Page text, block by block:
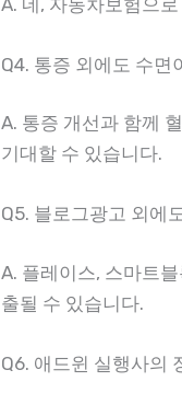
Q4. 통증 외에도 수면
A. 통증 개선과 함께
기대할 수 있습니다.
Q5. 블로그광고 외에
A. 플레이스, 스마트
출될 수 있습니다.
Q6. 애드윈 실행사의